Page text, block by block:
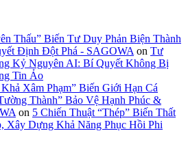
Thấu” Biến Tư Duy Phản Biện Thành
Định Đột Phá - SAGOWA on Tư
Kỷ Nguyên AI: Bí Quyết Không Bị
Tin Ảo
Xâm Phạm” Biến Giới Hạn Cá
Thành” Bảo Vệ Hạnh Phúc &
on 5 Chiến Thuật “Thép” Biến Thất
Xây Dựng Khả Năng Phục Hồi Phi